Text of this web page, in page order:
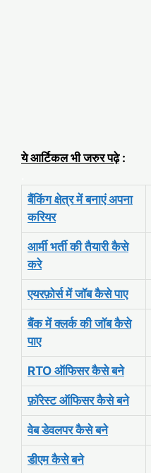
ये आर्टिकल भी जरुर पढ़े:
बैंकिंग क्षेत्र में बनाएं अपना
करियर
आर्मी भर्ती की तैयारी कैसे
करे
एयरफ़ोर्स में जॉब कैसे पाए
बैंक में क्लर्क की जॉब कैसे
पाए
RTO ऑफिसर कैसे बने
फ़ॉरेस्ट ऑफिसर कैसे बने
वेब डेवलपर कैसे बने
डीएम कैसे बने